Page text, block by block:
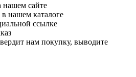
нашем сайте
нашем каталоге
ссылке
нам покупку, выводите